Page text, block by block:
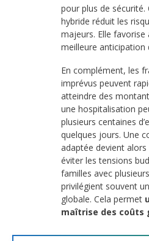
pour plus de sécurité.
hybride réduit les
majeurs. Elle favorise
meilleure anticipation
En complément, les
imprévus peuvent
atteindre des
une hospitalisation
plusieurs centaines
quelques jours. Une
adaptée devient
éviter les tensions
familles avec
privilégient souvent
globale. Cela permet
maîtrise des coûts